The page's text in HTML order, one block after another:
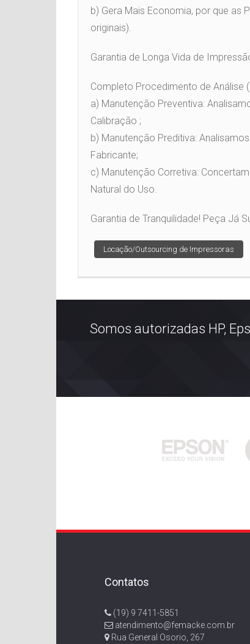
b) Gera Mais Economia, por que as
originais).
Garantia de Longa Vida de
Completo Procedimento de Análise
a) Manutenção Preventiva:
Calibração ;
b) Manutenção Preditiva:
Fabricante;
c) Manutenção Corretiva:
Natural do Uso.
Garantia de Tranquilidade! Peça Já
Post
navigation
Locação/Outsourcing de Impressoras
Somos autorizadas HP,
Contatos
(19) 9 7411-5851
atendimento@femacke.com.br
Rua General Osorio, 267